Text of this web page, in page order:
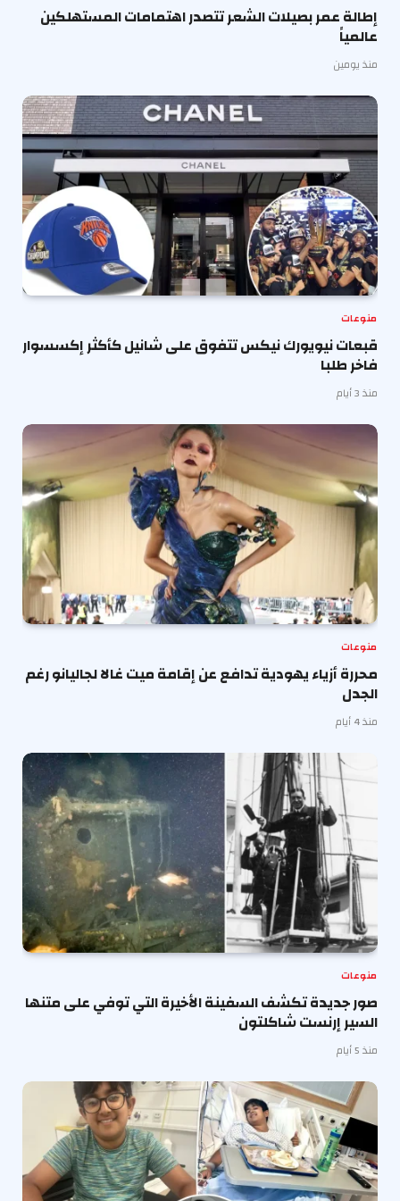
إطالة عمر بصيلات الشعر تتصدر اهتمامات المستهلكين
عالمياً
منذ يومين
منوعات
قبعات نيويورك نيكس تتفوق على شانيل كأكثر إكسسوار
فاخر طلبا
منذ 3 أيام
منوعات
محررة أزياء يهودية تدافع عن إقامة ميت غالا لجاليانو رغم
الجدل
منذ 4 أيام
منوعات
صور جديدة تكشف السفينة الأخيرة التي توفي على متنها
السير إرنست شاكلتون
منذ 5 أيام